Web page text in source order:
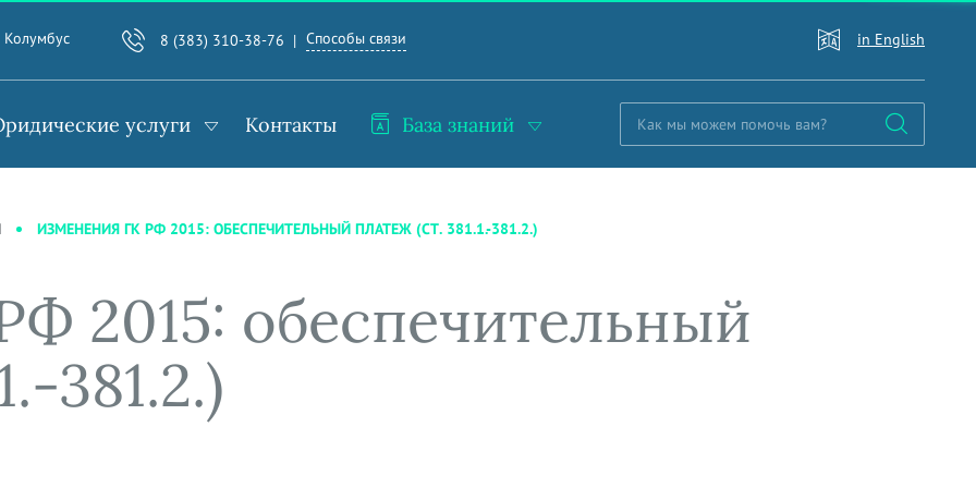
Колумбус 8 (383) 310-38-76 Способы связи in English
услуги Контакты База знаний
ИЗМЕНЕНИЯ ГК РФ 2015: ОБЕСПЕЧИТЕЛЬНЫЙ ПЛАТЕЖ (СТ. 381.1.-381.2.)
2015: обеспечительный
381.2.)